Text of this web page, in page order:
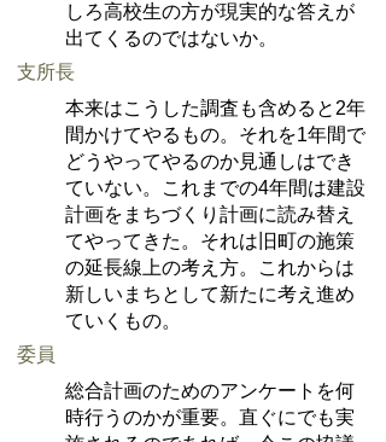
しろ高校生の方が現実的な答えが
出てくるのではないか。
支所長
本来はこうした調査も含めると2年
間かけてやるもの。それを1年間で
どうやってやるのか見通しはでき
ていない。これまでの4年間は建設
計画をまちづくり計画に読み替え
てやってきた。それは旧町の施策
の延長線上の考え方。これからは
新しいまちとして新たに考え進め
ていくもの。
委員
総合計画のためのアンケートを何
時行うのかが重要。直ぐにでも実